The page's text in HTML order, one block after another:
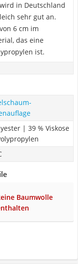
in Deutschland
sehr gut an.
6 cm im
das eine
ist.
| 39 % Viskose
Baumwolle